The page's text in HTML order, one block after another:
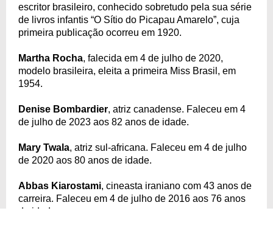
escritor brasileiro, conhecido sobretudo pela sua série
de livros infantis “O Sítio do Picapau Amarelo”, cuja
primeira publicação ocorreu em 1920.
Martha Rocha, falecida em 4 de julho de 2020,
modelo brasileira, eleita a primeira Miss Brasil, em
1954.
Denise Bombardier, atriz canadense. Faleceu em 4
de julho de 2023 aos 82 anos de idade.
Mary Twala, atriz sul-africana. Faleceu em 4 de julho
de 2020 aos 80 anos de idade.
Abbas Kiarostami, cineasta iraniano com 43 anos de
carreira. Faleceu em 4 de julho de 2016 aos 76 anos
de idade.